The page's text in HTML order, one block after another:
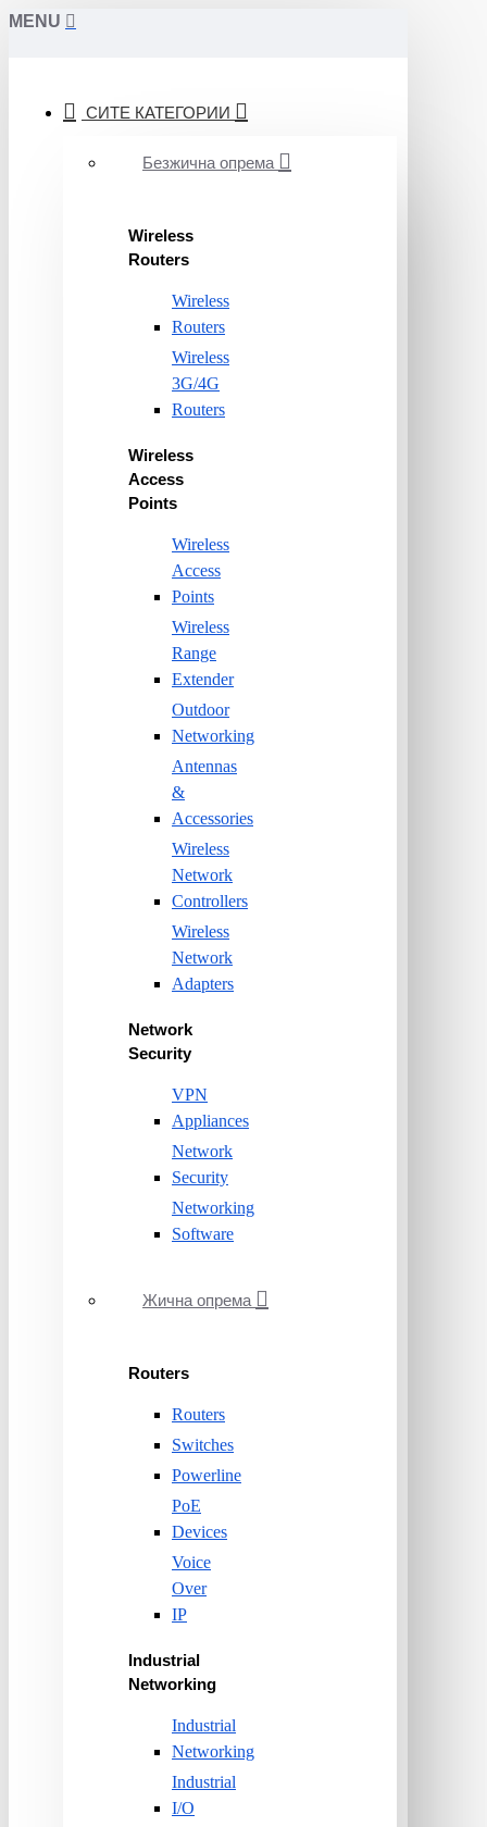
MENU
СИТЕ КАТЕГОРИИ
Безжична опрема
Wireless
Routers
Wireless
Routers
Wireless
3G/4G
Routers
Wireless
Access
Points
Wireless
Access
Points
Wireless
Range
Extender
Outdoor
Networking
Antennas
&
Accessories
Wireless
Network
Controllers
Wireless
Network
Adapters
Network
Security
VPN
Appliances
Network
Security
Networking
Software
Жична опрема
Routers
Routers
Switches
Powerline
PoE
Devices
Voice
Over
IP
Industrial
Networking
Industrial
Networking
Industrial
I/O